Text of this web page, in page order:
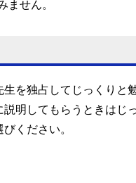
ません。
を独占してじっくりと
明してもらうときはじ
ください。